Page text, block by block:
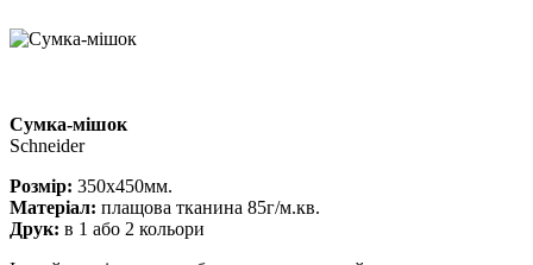
Сумка-мішок
Schneider
Розмір: 350х450мм.
Матеріал: плащова тканина 85г/м.кв.
Друк: в 1 або 2 кольори